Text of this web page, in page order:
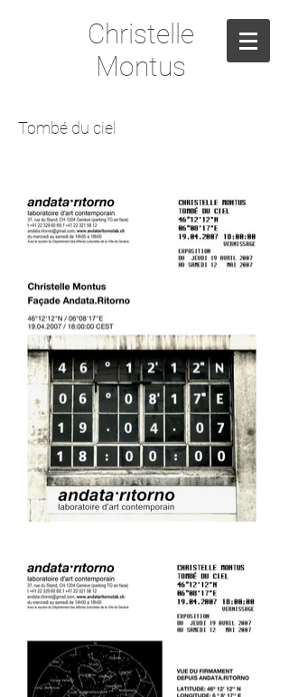
Christelle
Montus
Tombé du ciel